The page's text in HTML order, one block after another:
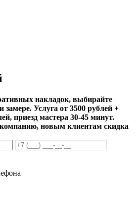
накладок, выбирайте
замере. Услуга от 3500 рублей +
приезд мастера 30-45 минут.
новым клиентам скидка